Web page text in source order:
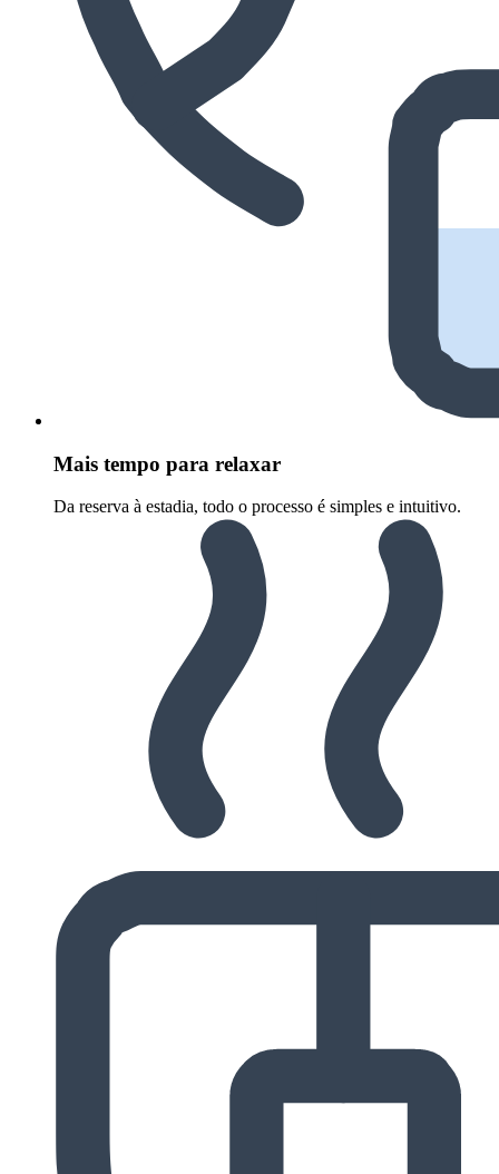
Mais tempo para relaxar
Da reserva à estadia, todo o processo é simples e intuitivo.